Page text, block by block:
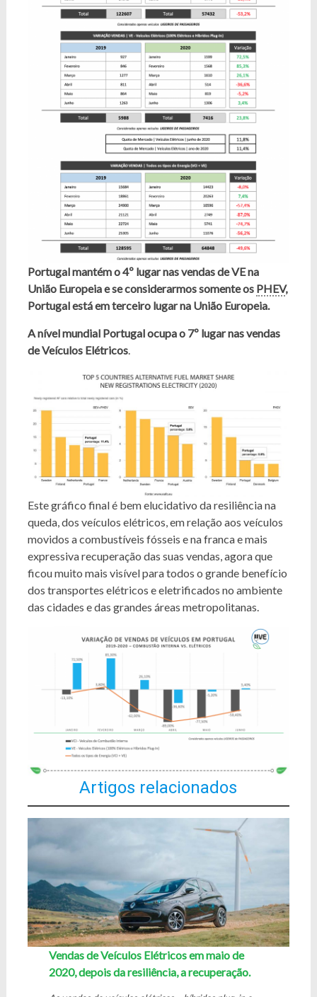
Portugal mantém o 4º lugar nas vendas de VE na
União Europeia e se considerarmos somente os PHEV,
Portugal está em terceiro lugar na União Europeia.
A nível mundial Portugal ocupa o 7º lugar nas vendas
de Veículos Elétricos.
Este gráfico final é bem elucidativo da resiliência na
queda, dos veículos elétricos, em relação aos veículos
movidos a combustíveis fósseis e na franca e mais
expressiva recuperação das suas vendas, agora que
ficou muito mais visível para todos o grande benefício
dos transportes elétricos e eletrificados no ambiente
das cidades e das grandes áreas metropolitanas.
Artigos relacionados
Vendas de Veículos Elétricos em maio de
2020, depois da resiliência, a recuperação.